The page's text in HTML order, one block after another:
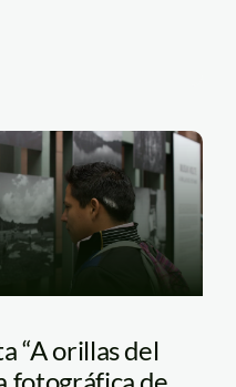
“A orillas del